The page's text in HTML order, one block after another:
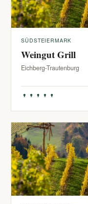
SÜDSTEIERMARK
Weingut Grill
Eichberg-Trautenburg